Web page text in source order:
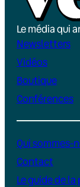
Le média qui
Newsletters
Vidéos
Boutique
Conférences
Qui sommes-
Contact
Le guide de la